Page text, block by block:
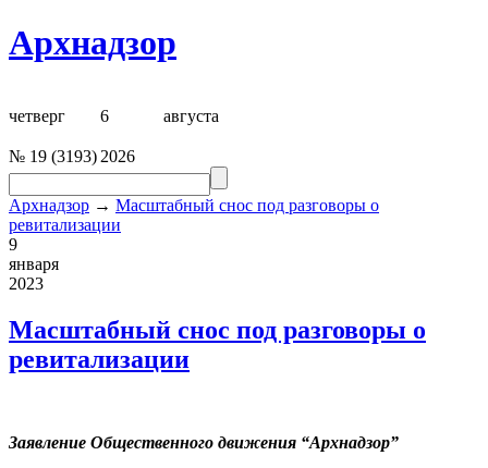
Архнадзор
четверг 6 августа
№ 19 (3193) 2026
Архнадзор → Масштабный снос под разговоры о
ревитализации
9
января
2023
Масштабный снос под разговоры о
ревитализации
Заявление Общественного движения “Архнадзор”